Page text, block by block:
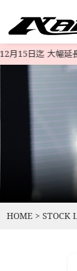
HOME >STOCK
日迄 大幅延長